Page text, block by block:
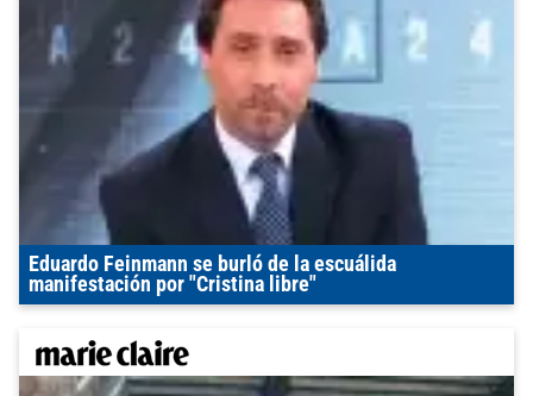
Eduardo Feinmann se burló de la escuálida
manifestación por "Cristina libre"